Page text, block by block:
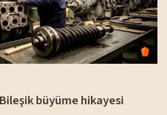
büyüme hikayesi